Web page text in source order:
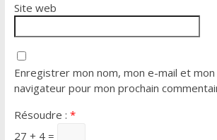
Site web
Enregistrer mon nom, mon e-mail et
navigateur pour mon prochain
Résoudre : *
27 + 4 =